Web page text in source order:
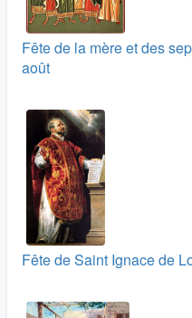
Fête de la mère et des
août
Fête de Saint Ignace de